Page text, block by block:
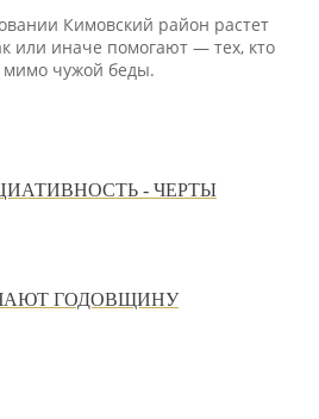
Кимовский район растет
или иначе помогают — тех, кто
мимо чужой беды.
- ЧЕРТЫ
ГОДОВЩИНУ